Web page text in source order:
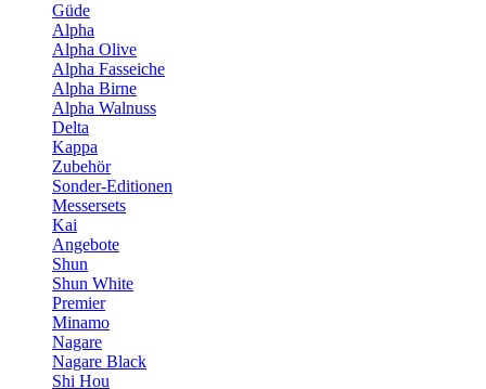
Güde
Alpha
Alpha Olive
Alpha Fasseiche
Alpha Birne
Alpha Walnuss
Delta
Kappa
Zubehör
Sonder-Editionen
Messersets
Kai
Angebote
Shun
Shun White
Premier
Minamo
Nagare
Nagare Black
Shi Hou